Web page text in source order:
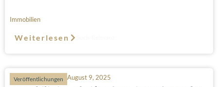
Immobilien
Weiterlesen
Veröffentlichungen August 9, 2025